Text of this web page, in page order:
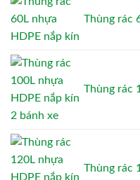
Thùng rác
Thùng rác
Thùng rác